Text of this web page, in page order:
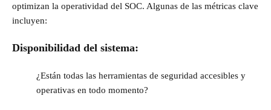
optimizan la operatividad del SOC. Algunas de las métricas clave
incluyen:
Disponibilidad del sistema:
¿Están todas las herramientas de seguridad accesibles y
operativas en todo momento?